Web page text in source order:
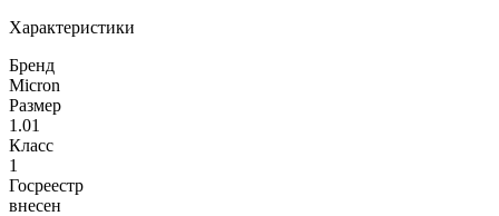
Характеристики
Бренд
Micron
Размер
1.01
Класс
1
Госреестр
внесен